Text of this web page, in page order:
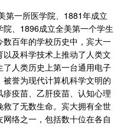
第一所医学院、1881年成立
院、1896成立全美第一个学生
数百年的学校历史中，宾大一
以及科学技术上推动了人类文
了人类历史上第一台通用电子
被誉为现代计算机科学文明的
疹疫苗、乙肝疫苗、认知心理
救了无数生命。宾大拥有全世
网络之一，包括数十位在各自